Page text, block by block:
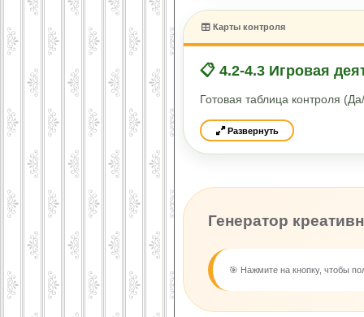
Карты контроля
📋 4.2-4.3 Игровая
Готовая таблица контроля
Развернуть
Генератор
🎯 Нажмите на кнопку, чтобы